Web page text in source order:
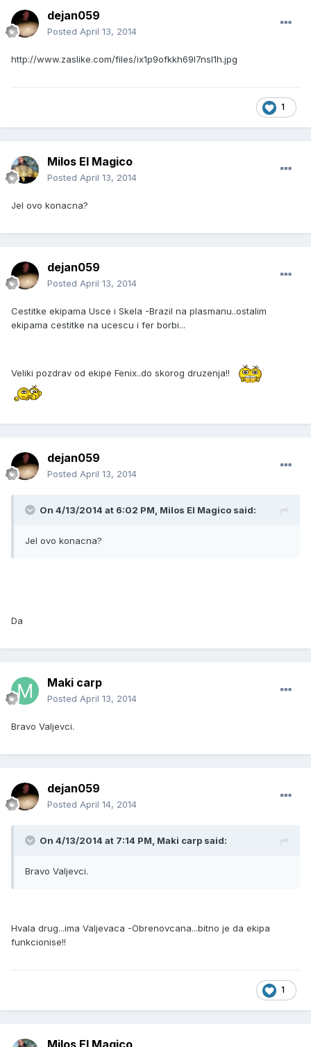
dejan059
Posted April 13, 2014
http://www.zaslike.com/files/ix1p9ofkkh69l7nsl1h.jpg
1
Milos El Magico
Posted April 13, 2014
Jel ovo konacna?
dejan059
Posted April 13, 2014
Cestitke ekipama Usce i Skela -Brazil na plasmanu..ostalim
ekipama cestitke na ucescu i fer borbi...
Veliki pozdrav od ekipe Fenix..do skorog druzenja!!
dejan059
Posted April 13, 2014
On 4/13/2014 at 6:02 PM, Milos El Magico said:
Jel ovo konacna?
Da
Maki carp
Posted April 13, 2014
Bravo Valjevci.
dejan059
Posted April 14, 2014
On 4/13/2014 at 7:14 PM, Maki carp said:
Bravo Valjevci.
Hvala drug...ima Valjevaca -Obrenovcana...bitno je da ekipa
funkcionise!!
1